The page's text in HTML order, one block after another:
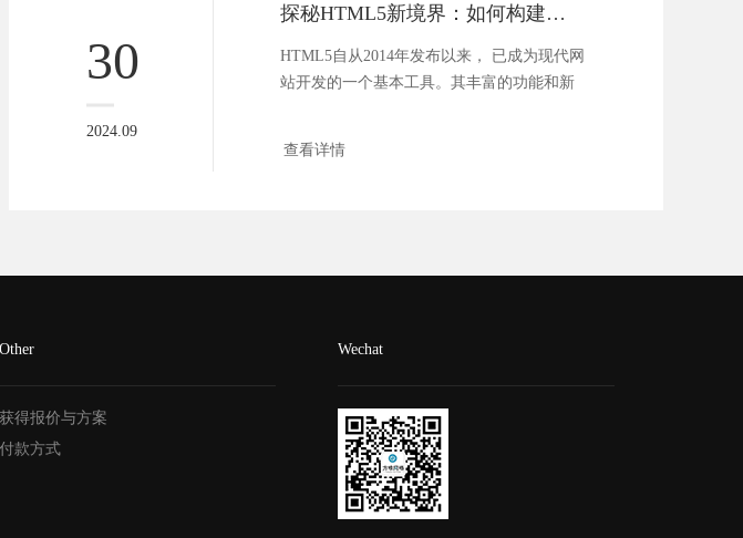
30
2024.09
探秘HTML5新境界：如何构建未来感十足的现代网站？
HTML5自从2014年发布以来， 已成为现代网
站开发的一个基本工具。其丰富的功能和新
查看详情
Other
获得报价与方案
付款方式
Wechat